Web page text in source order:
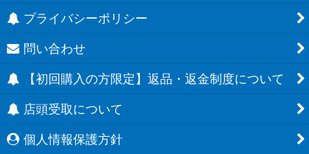
プライバシーポリシー
問い合わせ
【初回購入の方限定】返品・返金制度について
店頭受取について
個人情報保護方針